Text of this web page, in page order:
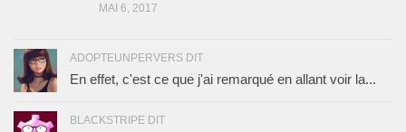
MAI 6, 2017
ADOPTEUNPERVERS DIT
En effet, c'est ce que j'ai remarqué en allant voir la...
BLACKSTRIPE DIT